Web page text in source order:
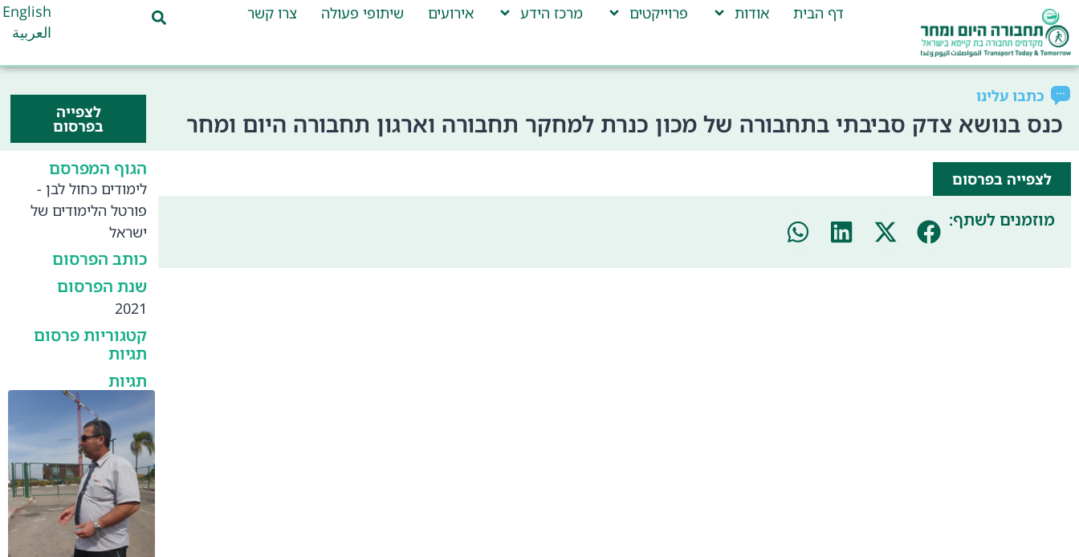
דף הבית אודות פרוייקטים מרכז הידע אירועים שיתופי פעולה צרו קשר
English
العربية
כתבו עלינו
כנס בנושא צדק סביבתי בתחבורה של מכון כנרת למחקר תחבורה וארגון תחבורה היום ומחר לצפייה
בפרסום
לצפייה בפרסום
מוזמנים לשתף:
הגוף המפרסם
לימודים כחול לבן -
פורטל הלימודים של
ישראל
כותב הפרסום
שנת הפרסום
2021
קטגוריות פרסום
תגיות
תגיות